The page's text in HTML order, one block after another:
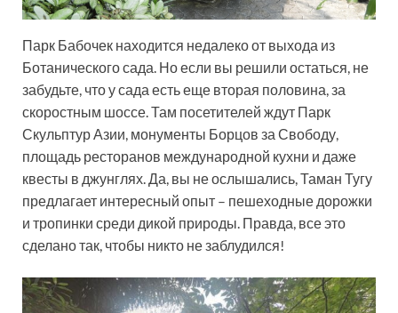
Парк Бабочек находится недалеко от выхода из
Ботанического сада. Но если вы решили остаться, не
забудьте, что у сада есть еще вторая половина, за
скоростным шоссе. Там посетителей ждут Парк
Скульптур Азии, монументы Борцов за Свободу,
площадь ресторанов международной кухни и даже
квесты в джунглях. Да, вы не ослышались, Таман Тугу
предлагает интересный опыт – пешеходные дорожки
и тропинки среди дикой природы. Правда, все это
сделано так, чтобы никто не заблудился!